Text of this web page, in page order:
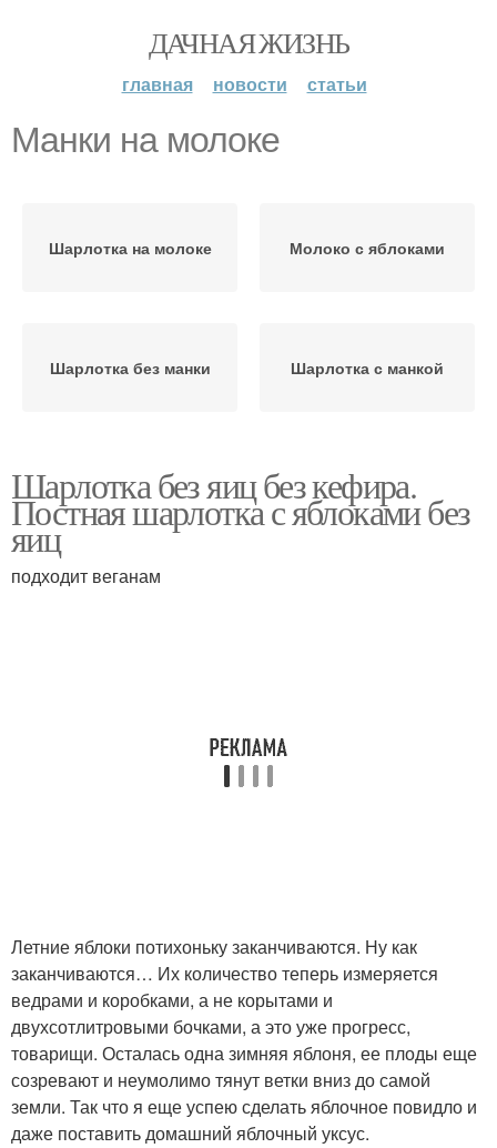
ДАЧНАЯ ЖИЗНЬ
главная новости статьи
Манки на молоке
Шарлотка на молоке Молоко с яблоками
Шарлотка без манки Шарлотка с манкой
Шарлотка без яиц без кефира.
Постная шарлотка с яблоками без
яиц
подходит веганам
Летние яблоки потихоньку заканчиваются. Ну как
заканчиваются… Их количество теперь измеряется
ведрами и коробками, а не корытами и
двухсотлитровыми бочками, а это уже прогресс,
товарищи. Осталась одна зимняя яблоня, ее плоды еще
созревают и неумолимо тянут ветки вниз до самой
земли. Так что я еще успею сделать яблочное повидло и
даже поставить домашний яблочный уксус.